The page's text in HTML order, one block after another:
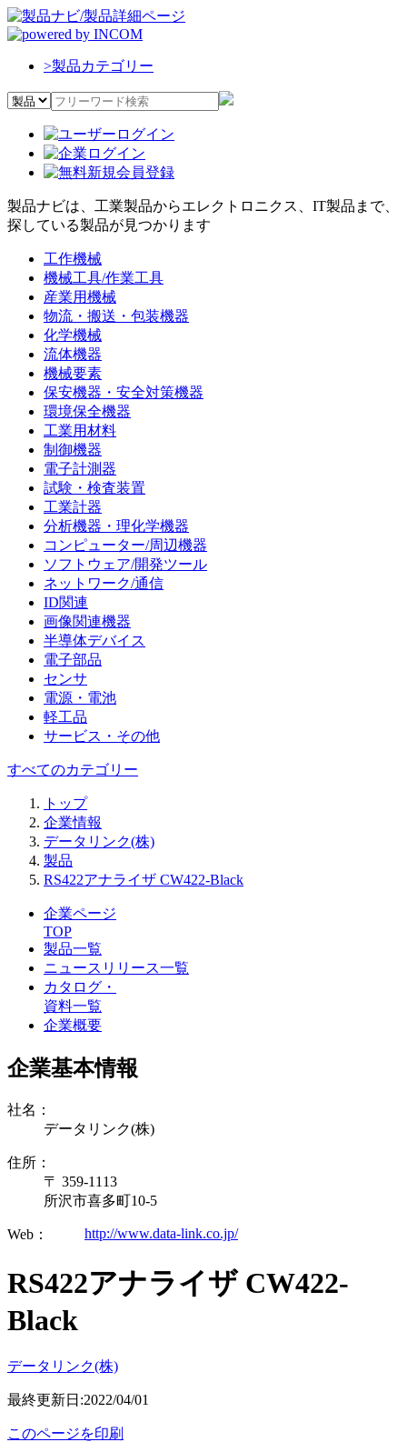
>製品カテゴリー
製品ナビは、工業製品からエレクトロニクス、IT製品まで、
探している製品が見つかります
工作機械
機械工具/作業工具
産業用機械
物流・搬送・包装機器
化学機械
流体機器
機械要素
保安機器・安全対策機器
環境保全機器
工業用材料
制御機器
電子計測器
試験・検査装置
工業計器
分析機器・理化学機器
コンピューター/周辺機器
ソフトウェア/開発ツール
ネットワーク/通信
ID関連
画像関連機器
半導体デバイス
電子部品
センサ
電源・電池
軽工品
サービス・その他
すべてのカテゴリー
トップ
企業情報
データリンク(株)
製品
RS422アナライザ CW422-Black
企業ページ
TOP
製品一覧
ニュースリリース一覧
カタログ・
資料一覧
企業概要
企業基本情報
社名：
データリンク(株)
住所：
〒 359-1113
所沢市喜多町10-5
Web： http://www.data-link.co.jp/
RS422アナライザ CW422-
Black
データリンク(株)
最終更新日:2022/04/01
このページを印刷